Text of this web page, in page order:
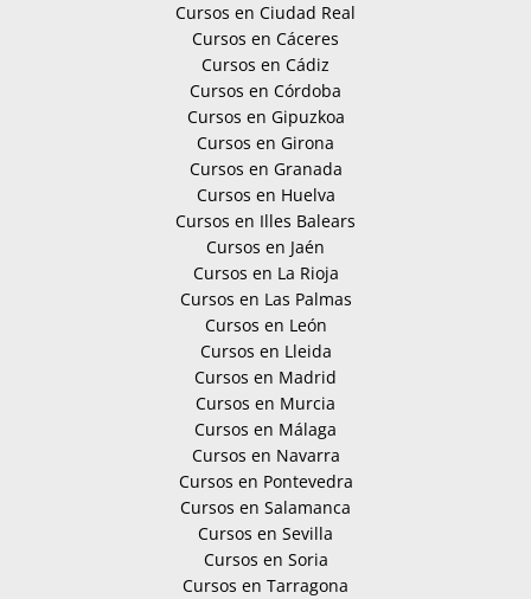
Cursos en Ciudad Real
Cursos en Cáceres
Cursos en Cádiz
Cursos en Córdoba
Cursos en Gipuzkoa
Cursos en Girona
Cursos en Granada
Cursos en Huelva
Cursos en Illes Balears
Cursos en Jaén
Cursos en La Rioja
Cursos en Las Palmas
Cursos en León
Cursos en Lleida
Cursos en Madrid
Cursos en Murcia
Cursos en Málaga
Cursos en Navarra
Cursos en Pontevedra
Cursos en Salamanca
Cursos en Sevilla
Cursos en Soria
Cursos en Tarragona